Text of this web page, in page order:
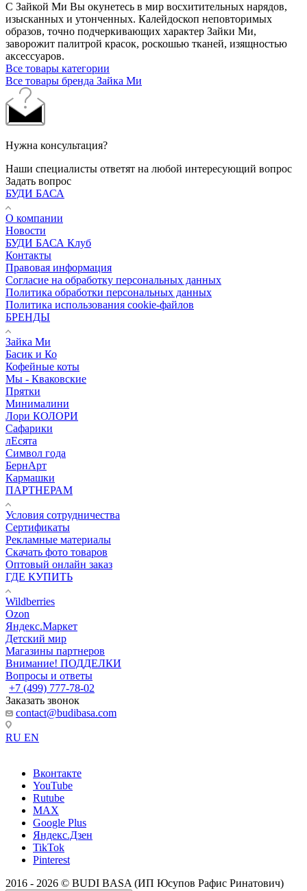
С Зайкой Ми Вы окунетесь в мир восхитительных нарядов,
изысканных и утонченных. Калейдоскоп неповторимых
образов, точно подчеркивающих характер Зайки Ми,
заворожит палитрой красок, роскошью тканей, изящностью
аксессуаров.
Все товары категории
Все товары бренда Зайка Ми
Нужна консультация?
Наши специалисты ответят на любой интересующий вопрос
Задать вопрос
БУДИ БАСА
О компании
Новости
БУДИ БАСА Клуб
Контакты
Правовая информация
Согласие на обработку персональных данных
Политика обработки персональных данных
Политика использования cookie-файлов
БРЕНДЫ
Зайка Ми
Басик и Ко
Кофейные коты
Мы - Кваковские
Прятки
Минималини
Лори КОЛОРИ
Сафарики
лЕсята
Символ года
БернАрт
Кармашки
ПАРТНЕРАМ
Условия сотрудничества
Сертификаты
Рекламные материалы
Скачать фото товаров
Оптовый онлайн заказ
ГДЕ КУПИТЬ
Wildberries
Ozon
Яндекс.Маркет
Детский мир
Магазины партнеров
Внимание! ПОДДЕЛКИ
Вопросы и ответы
+7 (499) 777-78-02
Заказать звонок
contact@budibasa.com
RU EN
Вконтакте
YouTube
Rutube
MAX
Google Plus
Яндекс.Дзен
TikTok
Pinterest
2016 - 2026 © BUDI BASA (ИП Юсупов Рафис Ринатович)